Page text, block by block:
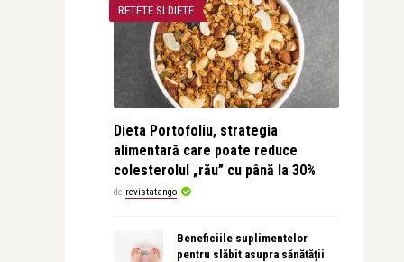
RETETE SI DIETE
Dieta Portofoliu, strategia
alimentară care poate reduce
colesterolul „rău” cu până la 30%
de revistatango
Beneficiile suplimentelor
pentru slăbit asupra sănătății